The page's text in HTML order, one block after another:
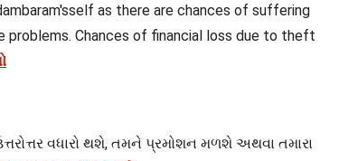
as there are chances of suffering
problems. Chances of financial loss due to theft
વધારો થશે, તમને પ્રમોશન મળશે અથવા તમારા